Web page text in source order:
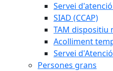
Servei
SIAD (CCAP)
TAM dispositiu
Acolliment
Servei
Persones grans